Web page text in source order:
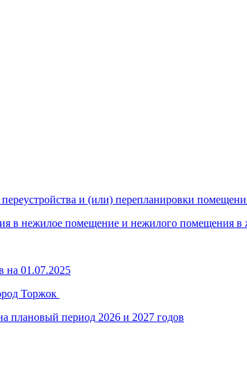
и (или) перепланировки
в нежилое помещение и нежилого помещения
на 01.07.2025
Торжок
плановый период 2026 и 2027 годов